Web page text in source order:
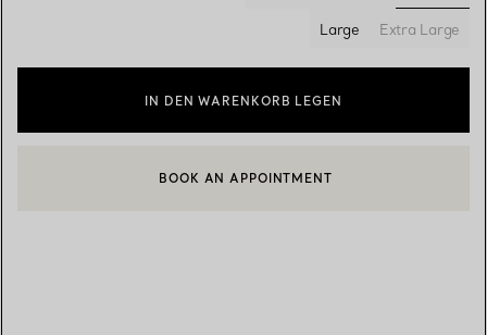
Large
Extra Large
IN DEN WARENKORB LEGEN
EINEN KUNDENBERATER KONTAKTIEREN ODER EINEN
BOOK AN APPOINTMENT